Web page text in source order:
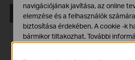
VIGI VMS_1.8.56_64bits
Kiadás dátuma: 2025-01-16
navigációjának javítása, az online
elemzése és a felhasználók
biztosítása érdekében. A cookie -k
bármikor tiltakozhat. További